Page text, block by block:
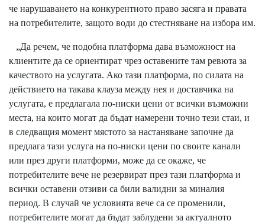
че нарушаването на конкурентното право засяга и правата
на потребителите, защото води до стестняване на избора им.
„Да речем, че подобна платформа дава възможност на
клиентите да се ориентират чрез оставените там ревюта за
качеството на услугата. Ако тази платформа, по силата на
действието на такава клауза между нея и доставчика на
услугата, е предлагала по-ниски цени от всички възможни
места, на които могат да бъдат намерени точно тези стаи, и
в следващия момент мястото за настаняване започне да
предлага тази услуга на по-ниски цени по своите канали
или през други платформи, може да се окаже, че
потребителите вече не резервират през тази платформа и
всички оставени отзиви са били валидни за миналия
период. В случай че условията вече са се променили,
потребителите могат да бъдат заблудени за актуалното